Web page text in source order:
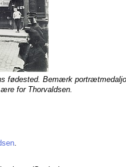
fødested. Bemærk
for Thorvaldsen.